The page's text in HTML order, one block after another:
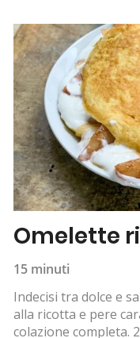
Omelette
15 minuti
Indecisi tra dolce e
alla ricotta e pere
colazione completa.